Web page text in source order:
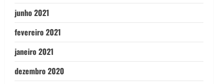
junho 2021
fevereiro 2021
janeiro 2021
dezembro 2020